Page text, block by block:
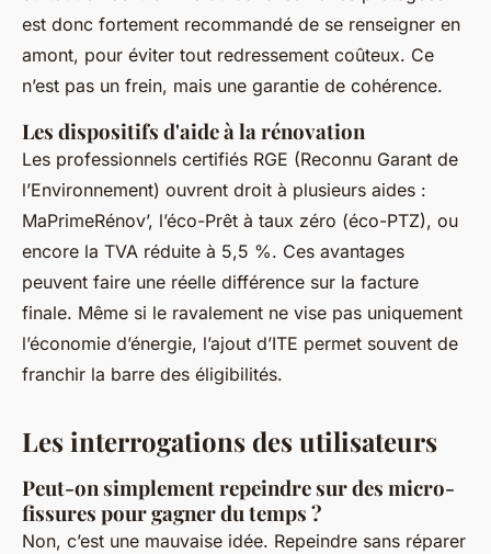
est donc fortement recommandé de se renseigner en
amont, pour éviter tout redressement coûteux. Ce
n’est pas un frein, mais une garantie de cohérence.
Les dispositifs d'aide à la rénovation
Les professionnels certifiés RGE (Reconnu Garant de
l’Environnement) ouvrent droit à plusieurs aides :
MaPrimeRénov’, l’éco-Prêt à taux zéro (éco-PTZ), ou
encore la TVA réduite à 5,5 %. Ces avantages
peuvent faire une réelle différence sur la facture
finale. Même si le ravalement ne vise pas uniquement
l’économie d’énergie, l’ajout d’ITE permet souvent de
franchir la barre des éligibilités.
Les interrogations des utilisateurs
Peut-on simplement repeindre sur des micro-
fissures pour gagner du temps ?
Non, c’est une mauvaise idée. Repeindre sans réparer